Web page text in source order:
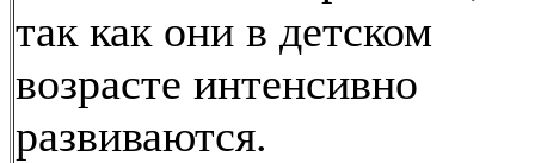
так как они в детском
возрасте интенсивно
развиваются.